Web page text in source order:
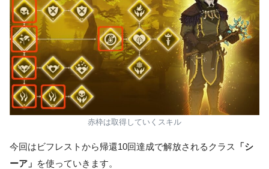
赤枠は取得していくスキル
今回はビフレストから帰還10回達成で解放されるクラス
「シ
ーア」
を使っていきます。